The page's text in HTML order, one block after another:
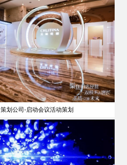
划公司-启动会议活动策划